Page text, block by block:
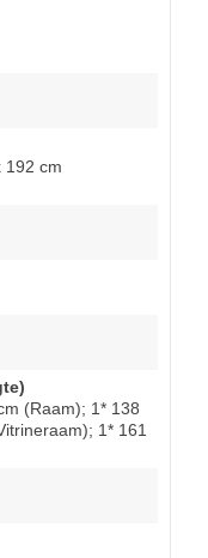
192 cm
(Raam); 1* 138
1* 161